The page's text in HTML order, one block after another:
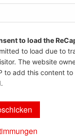
to load the
to load due to
The website
to add this content